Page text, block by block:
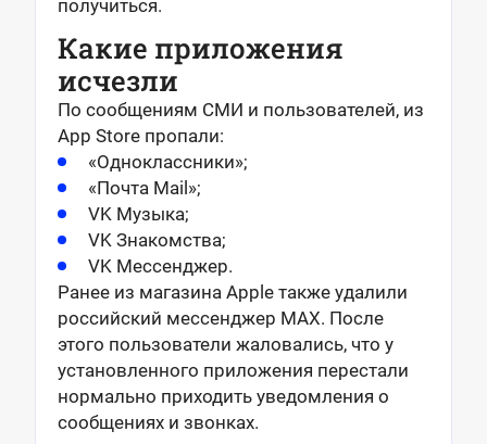
получиться.
Какие приложения
исчезли
По сообщениям СМИ и пользователей, из
App Store пропали:
«Одноклассники»;
«Почта Mail»;
VK Музыка;
VK Знакомства;
VK Мессенджер.
Ранее из магазина Apple также удалили
российский мессенджер MAX. После
этого пользователи жаловались, что у
установленного приложения перестали
нормально приходить уведомления о
сообщениях и звонках.